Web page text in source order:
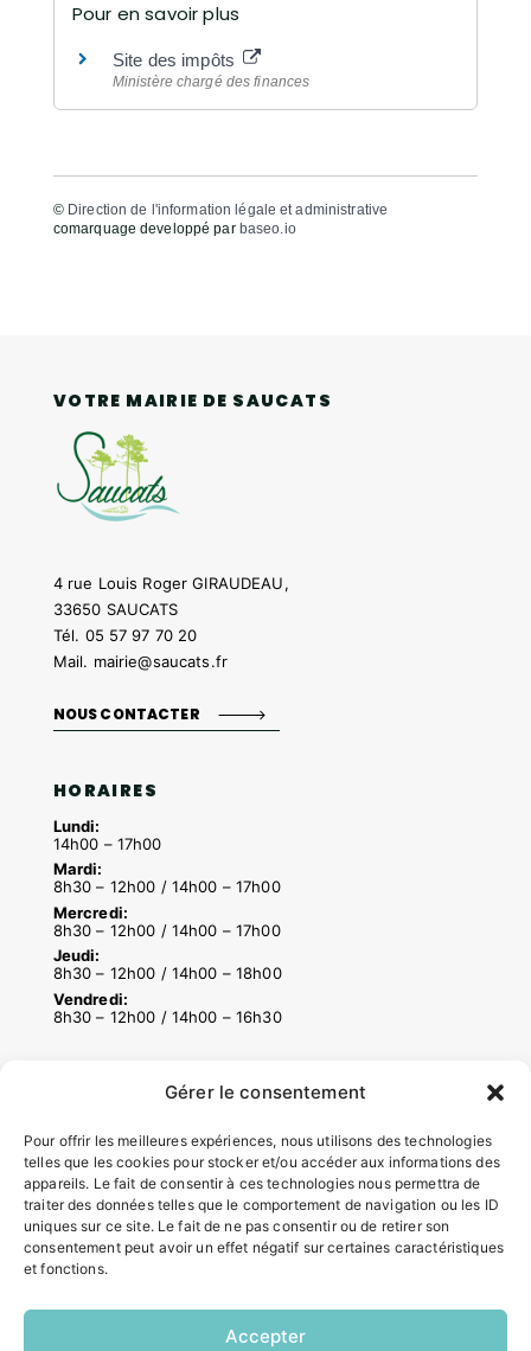
Gérer le consentement
Pour offrir les meilleures expériences, nous utilisons des technologies
telles que les cookies pour stocker et/ou accéder aux informations des
appareils. Le fait de consentir à ces technologies nous permettra de
traiter des données telles que le comportement de navigation ou les ID
uniques sur ce site. Le fait de ne pas consentir ou de retirer son
consentement peut avoir un effet négatif sur certaines caractéristiques
et fonctions.
Accepter
Pour en savoir plus
Site des impôts
Ministère chargé des finances
© Direction de l'information légale et administrative
comarquage developpé par baseo.io
VOTRE MAIRIE DE SAUCATS
4 rue Louis Roger GIRAUDEAU,
33650 SAUCATS
Tél. 05 57 97 70 20
Mail. mairie@saucats.fr
NOUS CONTACTER
HORAIRES
Lundi:
14h00 – 17h00
Mardi:
8h30 – 12h00 / 14h00 – 17h00
Mercredi:
8h30 – 12h00 / 14h00 – 17h00
Jeudi:
8h30 – 12h00 / 14h00 – 18h00
Vendredi:
8h30 – 12h00 / 14h00 – 16h30
ACCÉS RAPIDES
Contacter la mairie
Pôle santé
Le Saucatais
Formalités administratives
Restauration scolaire
Demander un composteur
INFORMATIONS LÉGALES